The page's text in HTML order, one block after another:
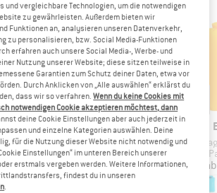
3R
Preis€
MARKE
EXPED
Artikel
Drybag Ultra
Produktgruppe
Packsack
Preis
ab13,25 €
Artikel
ab
und vergleichbare Technologien, um die notwendigen
zu gewährleisten. Außerdem bieten wir
Funktionen an, analysieren unseren Datenverkehr,
zu personalisieren, bzw. Social Media-Funktionen
erfahren auch unsere Social Media-, Werbe- und
Nutzung unserer Website; diese sitzen teilweise in
Garantien zum Schutz deiner Daten, etwa vor
Durch Anklicken von „Alle auswählen“ erklärst du
dass wir so verfahren.Wenn du keine Cookies mit
notwendigen Cookie akzeptieren möchtest, dann
deine Cookie Einstellungen aber auch jederzeit in
und einzelne Kategorien auswählen. Deine
für die Nutzung dieser Website nicht notwendig und
Einstellungen“ im unteren Bereich unserer
erstmals vergeben werden. Weitere Informationen,
findest du in unseren
.